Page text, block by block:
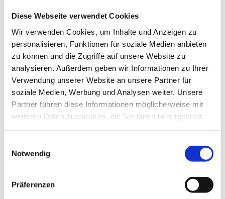
Diese Webseite verwendet Cookies
Wir verwenden Cookies, um Inhalte und Anzeigen zu
personalisieren, Funktionen für soziale Medien anbieten
zu können und die Zugriffe auf unsere Website zu
analysieren. Außerdem geben wir Informationen zu Ihrer
Verwendung unserer Website an unsere Partner für
soziale Medien, Werbung und Analysen weiter. Unsere
Partner führen diese Informationen möglicherweise mit
weiteren Daten zusammen, die Sie ihnen bereitgestellt
Notwendig
Präferenzen
Garnitur
1 TL WIBERG Berry Sun
1 EL
WIBERG Dekor-Früchte-Mix
10 ST Pfefferminze frisch
Zubereitung
Joghurttörtchen
Vanillezucker sowie Zitronia Sun abschmecken und
Obers/Sahne unterheben. Aspik klar in warmen AcetoPlus